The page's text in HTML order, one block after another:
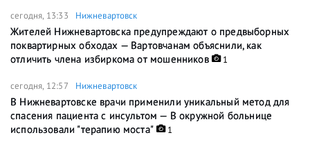
сегодня, 13:33 Нижневартовск
Жителей Нижневартовска предупреждают о предвыборных
поквартирных обходах — Вартовчанам объяснили, как
отличить члена избиркома от мошенников
1
сегодня, 12:57 Нижневартовск
В Нижневартовске врачи применили уникальный метод для
спасения пациента с инсультом — В окружной больнице
использовали "терапию моста"
1